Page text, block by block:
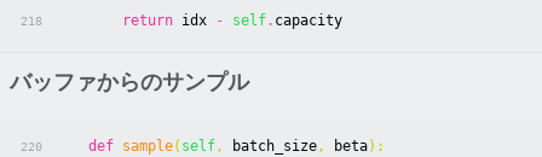
218 return idx - self. capacity
バッファからのサンプル
220 def sample( self, batch_size, beta):